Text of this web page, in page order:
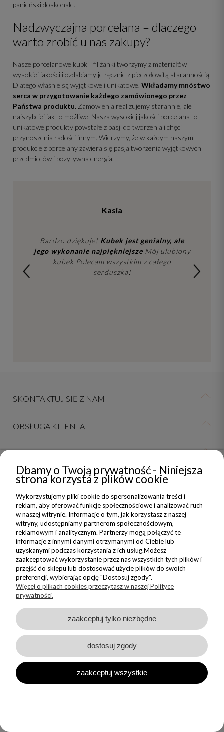
panieński doskonale.
Nadzwyczajna porcelana – dlaczego
warto zrobić u nas zakupy?
Nasze porcelanowe kubki i filiżanki tworzymy z materiałów
wysokiej jakości i ozdabiamy je ręcznie z pieczołowitą starannością.
Dlatego właśnie są wyjątkowe i unikatowe. Wkładamy mnóstwo
serca w przygotowanie każdego zamówionego przez
Państwa produktu. Zamówienia realizujemy starannie, ale i
najszybciej jak to możliwe. Nasza wysokiej jakości porcelana to
unikatowe produkty powstałe z pasji do tworzenia i chęci
przynoszenia radości innym. Wierzymy, że w każdym naszym
produkcie z porcelany zawiera się pasja tworzenia wyjątkowych
przedmiotów i pozytywna energia.
jest genialny, ale
Mój ulubiony
Właśnie otrzymałam przesyłkę! I kolejny
się nie zawiodłam, a nawet wydaje mi się,
robicie postępy.MaciePiękne rzeczy
sądziłam, że kolejny zestaw mnie znowu
SKONTAKTUJ SIĘ Z NAMI
OBSŁUGA KLIENTA
OBSERWUJ NAS NA INSTAGRAMIE
NEWSLETTER
Dołącz do nas i zyskaj 5% zniżki na Twoje pierwsze Nadzwyczajne
ZAPISZ SIĘ
Wyrażam zgodę na wysyłanie do mnie informacji handlowych na
wskazany adres oraz przetwarzanie moich danych w związku z
obsługą newsletteru.
Zapoznałem/am się i akceptuję
Dbamy o Twoją prywatność - Niniejsza
strona korzysta z plików cookie
Wykorzystujemy pliki cookie do spersonalizowania treści i
reklam, aby oferować funkcje społecznościowe i analizować ruch
w naszej witrynie. Informacje o tym, jak korzystasz z naszej
witryny, udostępniamy partnerom społecznościowym,
reklamowym i analitycznym. Partnerzy mogą połączyć te
informacje z innymi danymi otrzymanymi od Ciebie lub
uzyskanymi podczas korzystania z ich usług.Możesz
zaakceptować wykorzystanie przez nas wszystkich tych plików i
przejść do sklepu lub dostosować użycie plików do swoich
preferencji, wybierając opcję "Dostosuj zgody".
Więcej o plikach cookies przeczytasz w naszej Polityce
prywatności.
zaakceptuj tylko niezbędne
dostosuj zgody
zaakceptuj wszystkie